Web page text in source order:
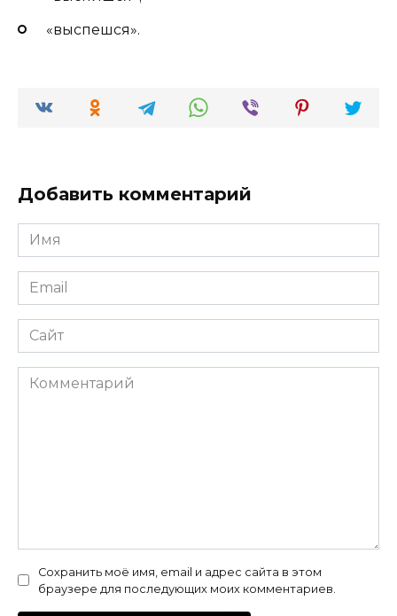
«выспешся».
Добавить комментарий
Имя
*
Email
*
Сайт
Комментарий
Сохранить моё имя, email и адрес сайта в этом
браузере для последующих моих комментариев.